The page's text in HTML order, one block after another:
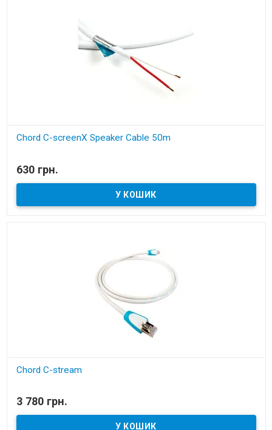
Chord C-screenX Speaker Cable 50m
акустичний кабель
630 грн.
Chord C-stream
3 780 грн.